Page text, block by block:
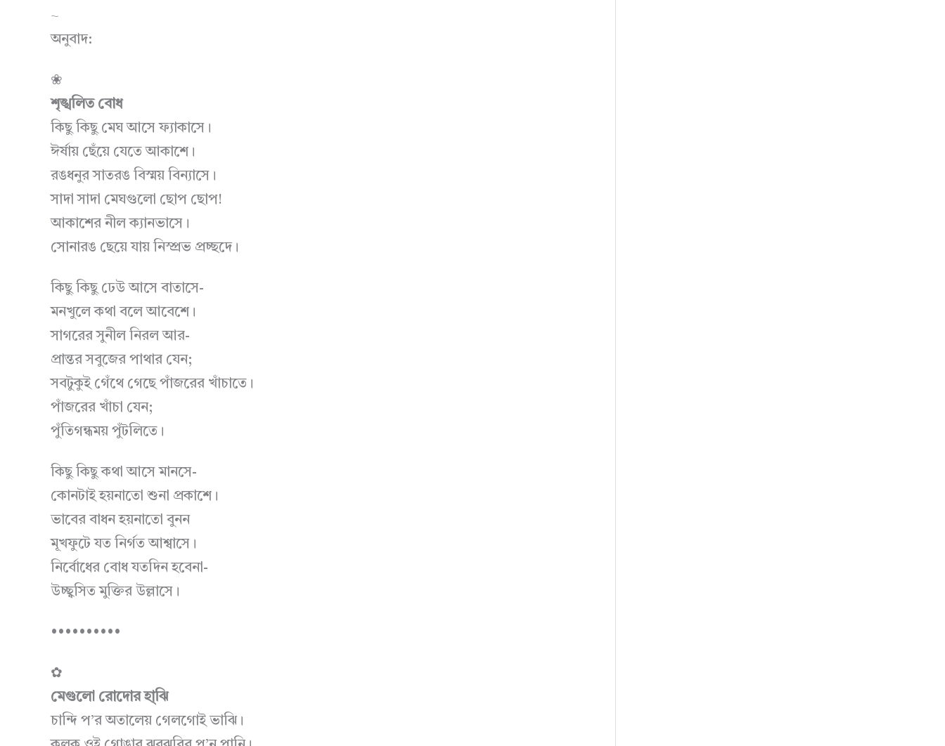
~
অনুবাদ:
❀
শৃঙ্খলিত বোধ
কিছু কিছু মেঘ আসে ফ্যাকাসে।
ঈর্ষায় ছেঁয়ে যেতে আকাশে।
রঙধনুর সাতরঙ বিস্ময় বিন্যাসে।
সাদা সাদা মেঘগুলো ছোপ ছোপ!
আকাশের নীল ক্যানভাসে।
সোনারঙ ছেয়ে যায় নিস্প্রভ প্রচ্ছদে।
কিছু কিছু ঢেউ আসে বাতাসে-
মনখুলে কথা বলে আবেশে।
সাগরের সুনীল নিরল আর-
প্রান্তর সবুজের পাথার যেন;
সবটুকুই গেঁথে গেছে পাঁজরের খাঁচাতে।
পাঁজরের খাঁচা যেন;
পুঁতিগন্ধময় পুঁটলিতে।
কিছু কিছু কথা আসে মানসে-
কোনটাই হয়নাতো শুনা প্রকাশে।
ভাবের বাধন হয়নাতো বুনন
মূখফুটে যত নির্গত আশ্বাসে।
নির্বোধের বোধ যতদিন হবেনা-
উচ্ছ্বসিত মুক্তির উল্লাসে।
••••••••••
✿
মেগুলো রোদোর হা্ঝি
চান্দি প’র অতালেয় গেলগোই ভাঝি।